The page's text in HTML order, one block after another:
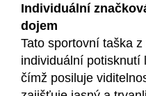
Individuální
dojem
Tato sportovní taška
individuální potisknutí
čímž posiluje